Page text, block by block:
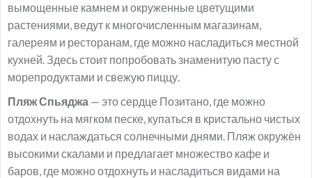
вымощенные камнем и окруженные цветущими
растениями, ведут к многочисленным магазинам,
галереям и ресторанам, где можно насладиться местной
кухней. Здесь стоит попробовать знаменитую пасту с
морепродуктами и свежую пиццу.
Пляж Спьяджа — это сердце Позитано, где можно
отдохнуть на мягком песке, купаться в кристально чистых
водах и наслаждаться солнечными днями. Пляж окружён
высокими скалами и предлагает множество кафе и
баров, где можно отдохнуть и насладиться видами на